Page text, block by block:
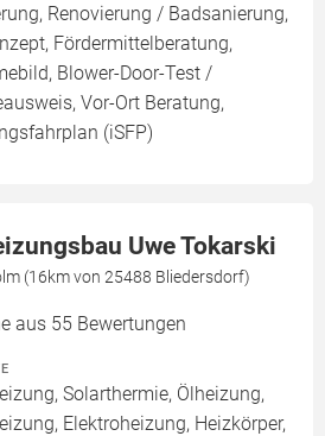
Renovierung / Badsanierung,
Fördermittelberatung,
Blower-Door-Test /
Vor-Ort Beratung,
(iSFP)
Uwe Tokarski
(16km von 25488 Bliedersdorf)
aus 55 Bewertungen
Solarthermie, Ölheizung,
Elektroheizung, Heizkörper,